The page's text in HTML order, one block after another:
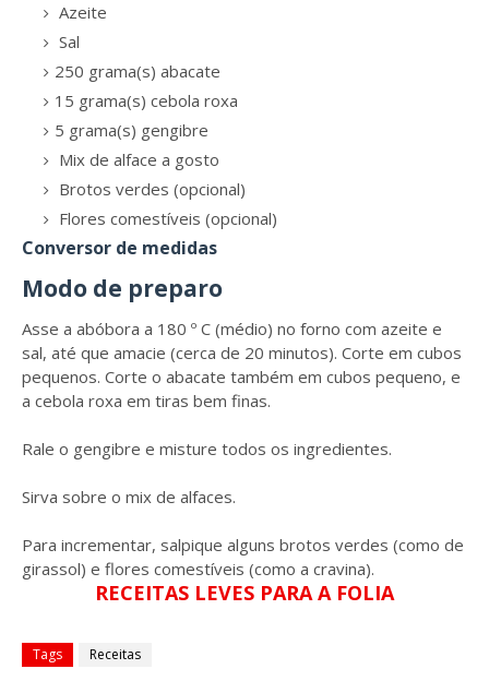
Azeite
Sal
250 grama(s) abacate
15 grama(s) cebola roxa
5 grama(s) gengibre
Mix de alface a gosto
Brotos verdes (opcional)
Flores comestíveis (opcional)
Conversor de medidas
Modo de preparo
Asse a abóbora a 180 º C (médio) no forno com azeite e
sal, até que amacie (cerca de 20 minutos). Corte em cubos
pequenos. Corte o abacate também em cubos pequeno, e
a cebola roxa em tiras bem finas.
Rale o gengibre e misture todos os ingredientes.
Sirva sobre o mix de alfaces.
Para incrementar, salpique alguns brotos verdes (como de
girassol) e flores comestíveis (como a cravina).
RECEITAS LEVES PARA A FOLIA
Tags Receitas